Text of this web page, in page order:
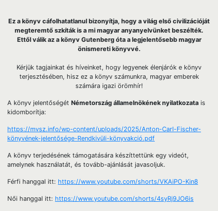
Ez a könyv cáfolhatatlanul bizonyítja, hogy a világ első civilizációját
megteremtő szkíták is a mi magyar anyanyelvünket beszélték.
Ettől válik az a könyv Gutenberg óta a legjelentősebb magyar
önismereti könyvvé.
Kérjük tagjainkat és híveinket, hogy legyenek élenjárók e könyv
terjesztésében, hisz ez a könyv számunkra, magyar emberek
számára igazi örömhír!
A könyv jelentőségét Németország államelnökének nyilatkozata is
kidomborítja:
https://mvsz.info/wp-content/uploads/2025/Anton-Carl-Fischer-
könyvének-jelentősége-Rendkivüli-könyvakció.pdf
A könyv terjedésének támogatására készíttettünk egy videót,
amelynek használatát, és tovább-ajánlását javasoljuk.
Férfi hanggal itt: https://www.youtube.com/shorts/VKAiPO-Kin8
Női hanggal itt: https://www.youtube.com/shorts/4syRj9JO6is